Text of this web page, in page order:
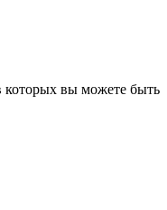
вы можете быть